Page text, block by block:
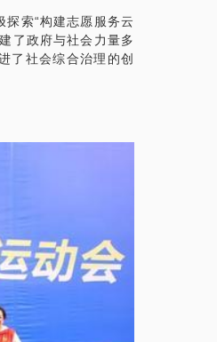
索“构建志愿服务云
了政府与社会力量多
了社会综合治理的创